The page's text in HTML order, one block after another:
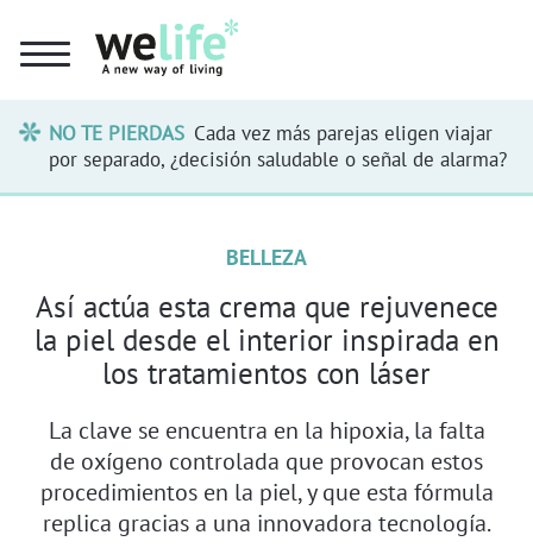
NO TE PIERDAS Cada vez más parejas eligen viajar
por separado, ¿decisión saludable o señal de alarma?
BELLEZA
Así actúa esta crema que rejuvenece
la piel desde el interior inspirada en
los tratamientos con láser
La clave se encuentra en la hipoxia, la falta
de oxígeno controlada que provocan estos
procedimientos en la piel, y que esta fórmula
replica gracias a una innovadora tecnología.